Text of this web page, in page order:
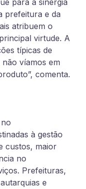
para a sinergia
prefeitura e da
atribuem o
virtude. A
típicas de
víamos em
comenta.
à gestão
custos, maior
no
Prefeituras,
e